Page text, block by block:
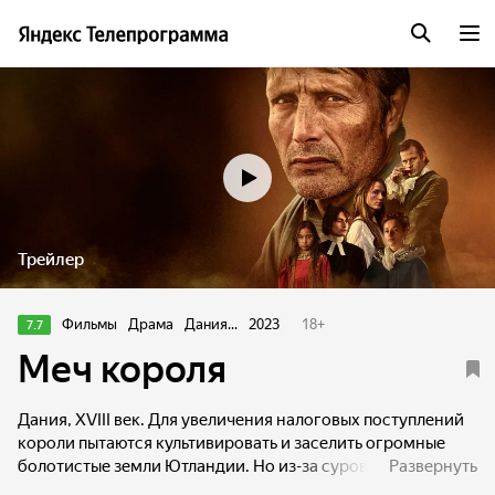
Трейлер
7.7 Фильмы Драма Дания... 2023 18+
Меч короля
Дания, XVIII век. Для увеличения налоговых поступлений
короли пытаются культивировать и заселить огромные
болотистые земли Ютландии. Но из-за суровых погодных
Развернуть